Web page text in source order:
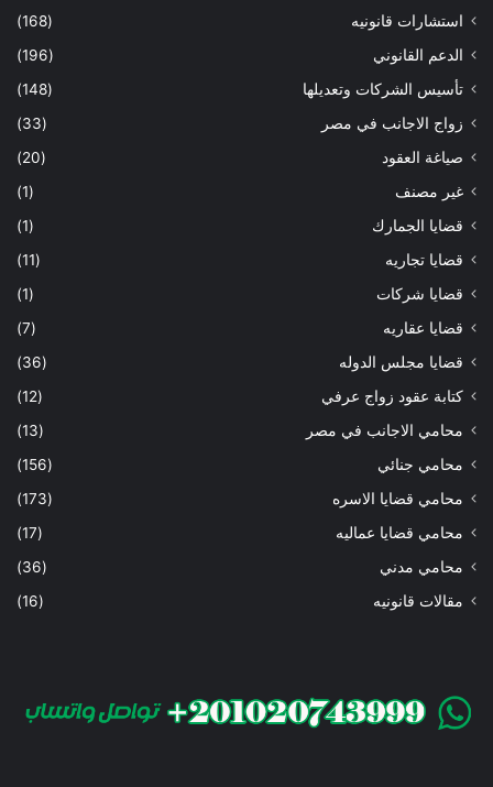
استشارات قانونيه
(168)
الدعم القانوني
(196)
تأسيس الشركات وتعديلها
(148)
زواج الاجانب في مصر
(33)
صياغة العقود
(20)
غير مصنف
(1)
قضايا الجمارك
(1)
قضايا تجاريه
(11)
قضايا شركات
(1)
قضايا عقاريه
(7)
قضايا مجلس الدوله
(36)
كتابة عقود زواج عرفي
(12)
محامي الاجانب في مصر
(13)
محامي جنائي
(156)
محامي قضايا الاسره
(173)
محامي قضايا عماليه
(17)
محامي مدني
(36)
مقالات قانونيه
(16)